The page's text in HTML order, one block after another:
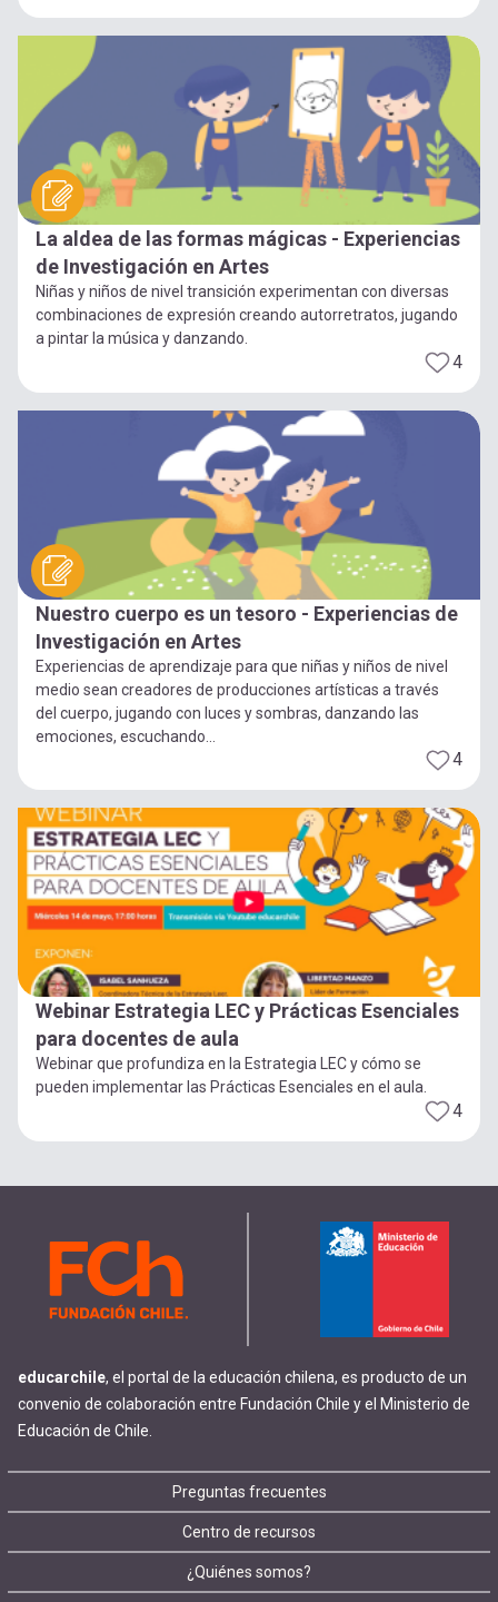
La aldea de las formas mágicas - Experiencias
de Investigación en Artes
Niñas y niños de nivel transición experimentan con diversas
combinaciones de expresión creando autorretratos, jugando
a pintar la música y danzando.
4
Nuestro cuerpo es un tesoro - Experiencias de
Investigación en Artes
Experiencias de aprendizaje para que niñas y niños de nivel
medio sean creadores de producciones artísticas a través
del cuerpo, jugando con luces y sombras, danzando las
emociones, escuchando...
4
Webinar Estrategia LEC y Prácticas Esenciales
para docentes de aula
Webinar que profundiza en la Estrategia LEC y cómo se
pueden implementar las Prácticas Esenciales en el aula.
4
educarchile, el portal de la educación chilena, es producto de un
convenio de colaboración entre Fundación Chile y el Ministerio de
Educación de Chile.
Footer
menu
Preguntas frecuentes
Centro de recursos
¿Quiénes somos?